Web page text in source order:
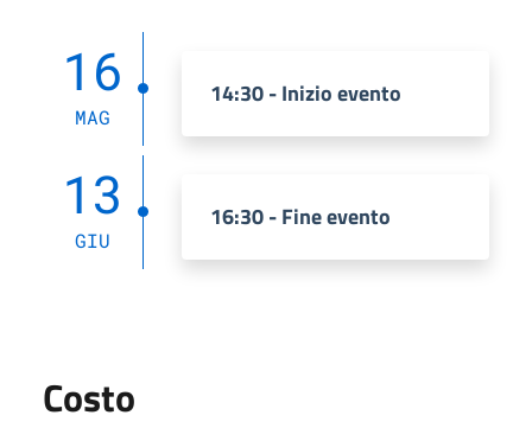
16
MAG
14:30 - Inizio evento
13
GIU
16:30 - Fine evento
Costo